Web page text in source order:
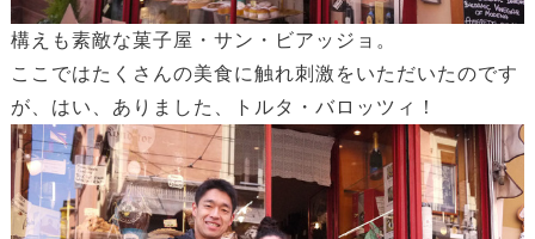
構えも素敵な菓子屋・サン・ビアッジョ。
ここではたくさんの美食に触れ刺激をいただいたのです
が、はい、ありました、トルタ・バロッツィ！